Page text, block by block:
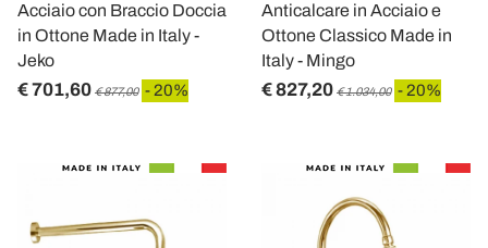
Acciaio con Braccio Doccia
in Ottone Made in Italy -
Jeko
€ 701,60 € 877,00 - 20%
Anticalcare in Acciaio e
Ottone Classico Made in
Italy - Mingo
€ 827,20 € 1.034,00 - 20%